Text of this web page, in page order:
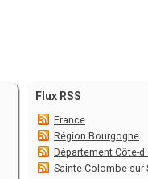
Flux RSS
France
Région Bourgogne
Département Côte-
Sainte-Colombe-